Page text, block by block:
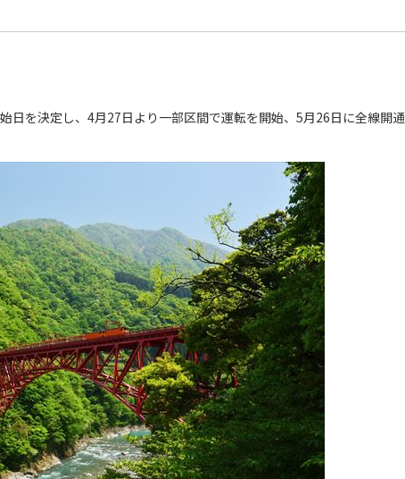
を決定し、4月27日より一部区間で運転を開始、5月26日に全線開通